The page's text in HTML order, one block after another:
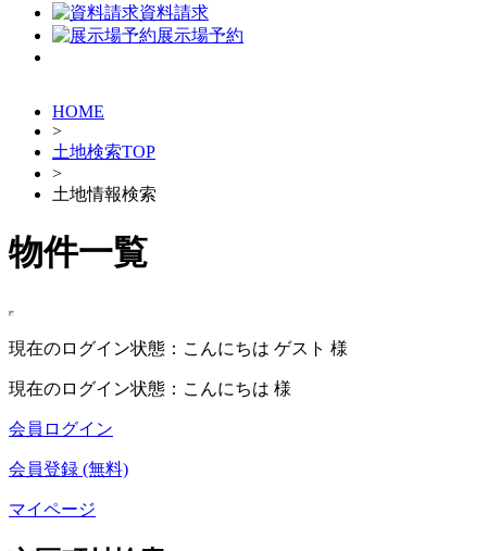
資料請求
展示場予約
HOME
>
土地検索TOP
>
土地情報検索
物件一覧
現在のログイン状態：こんにちは ゲスト 様
現在のログイン状態：こんにちは 様
会員ログイン
会員登録 (無料)
マイページ